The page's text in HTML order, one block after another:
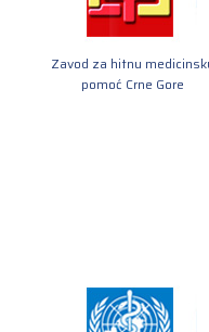
Zavod za hitnu
pomoć Crne Gore